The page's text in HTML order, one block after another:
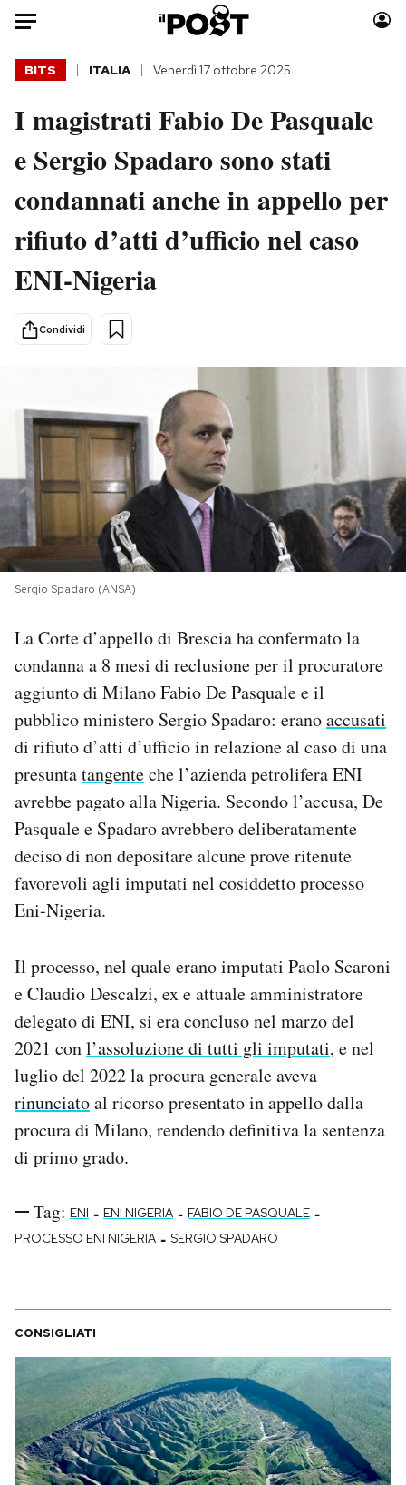
Auto
Mondo
Politica
Tecnologia
Scienza
Economia
Consumismi
Storie/Idee
PODCAST
NEWSLETTER
I MIEI PREFERITI
AREA PERSONALE
Area Personale
Newsletter
Notifiche mobile
Regala il Post
Hai bisogno di aiuto?
BITS ITALIA Venerdì 17 ottobre 2025
I magistrati Fabio De Pasquale
e Sergio Spadaro sono stati
condannati anche in appello per
rifiuto d’atti d’ufficio nel caso
ENI-Nigeria
Condividi
Sergio Spadaro (ANSA)
La Corte d’appello di Brescia ha confermato la
condanna a 8 mesi di reclusione per il procuratore
aggiunto di Milano Fabio De Pasquale e il
pubblico ministero Sergio Spadaro: eranoaccusati
di rifiuto d’atti d’ufficio in relazione al caso di una
presuntatangenteche l’azienda petrolifera ENI
avrebbe pagato alla Nigeria. Secondo l’accusa, De
Pasquale e Spadaro avrebbero deliberatamente
deciso di non depositare alcune prove ritenute
favorevoli agli imputati nel cosiddetto processo
Eni-Nigeria.
Il processo, nel quale erano imputati Paolo Scaroni
e Claudio Descalzi, ex e attuale amministratore
delegato di ENI, si era concluso nel marzo del
2021 conl’assoluzione di tutti gli imputati, e nel
luglio del 2022 la procura generale aveva
rinunciatoal ricorso presentato in appello dalla
procura di Milano, rendendo definitiva la sentenza
di primo grado.
Tag: ENI - ENI NIGERIA - FABIO DE PASQUALE -
PROCESSO ENI NIGERIA - SERGIO SPADARO
CONSIGLIATI